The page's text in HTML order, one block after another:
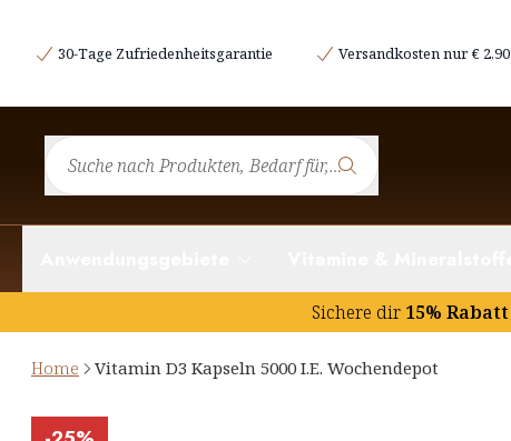
30-Tage Zufriedenheitsgarantie Versandkosten nur € 2,90
Sichere dir 15% Rabatt
Home Vitamin D3 Kapseln 5000 I.E. Wochendepot